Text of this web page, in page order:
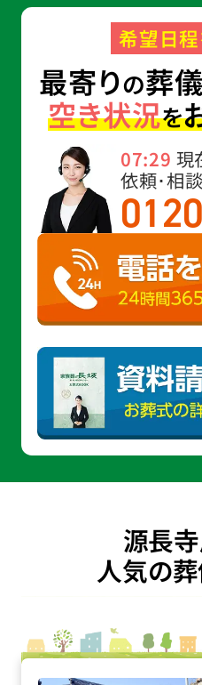
希望日
最寄りの葬
空き状況を
07:29 現
依頼･相
0120
源長
人気の
勝専寺 赤門会館の詳細へ